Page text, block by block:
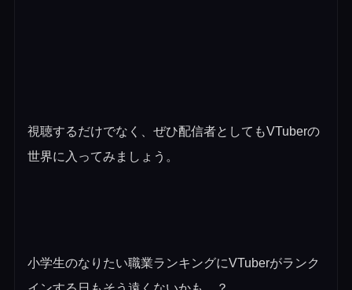
視聴するだけでなく、ぜひ配信者としてもVTuberの
世界に入ってみましょう。
小学生のなりたい職業ランキングにVTuberがランク